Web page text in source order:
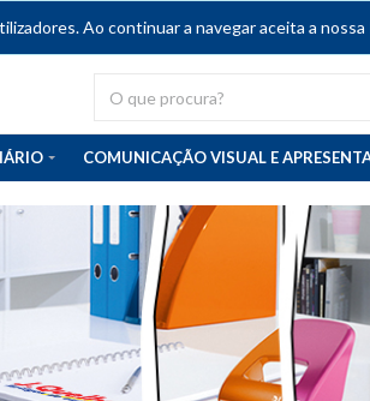
Ao continuar a navegar aceita a
COMUNICAÇÃO VISUAL E